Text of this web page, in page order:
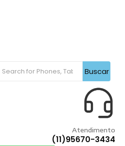
Buscar
Atendimento
(11)95670-3434